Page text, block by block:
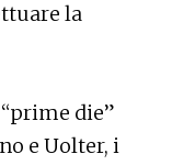
la
die”
e Uolter, i